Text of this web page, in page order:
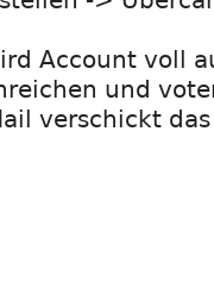
Account voll
und
verschickt